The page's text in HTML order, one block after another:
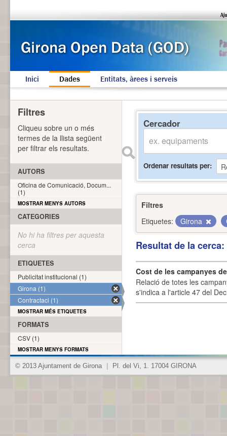
Inici Dades Entitats, àrees i serveis
Cercador
Ordenar resultats per
Filtres
Etiquetes:
Girona
Resultat de la
Cost de les campanyes
Relació de totes les
s'indica a l'article 47 del
Filtres
Cliqueu sobre un o més
termes de la llista següent
per filtrar els resultats.
AUTORS
Oficina de Comunicació, Docum...
(1)
MOSTRAR MENYS AUTORS
CATEGORIES
No hi ha filtres per aquesta
cerca
ETIQUETES
Publicitat institucional (1)
Girona (1)
Contractaci (1)
MOSTRAR MÉS ETIQUETES
FORMATS
CSV (1)
MOSTRAR MENYS FORMATS
© 2013 Ajuntament de Girona Pl. del Vi, 1. 17004 GIRONA